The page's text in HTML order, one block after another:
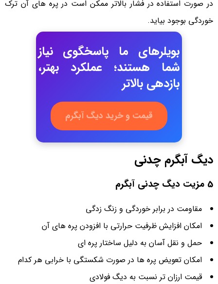
در صورت استفاده در فشار بالاتر ممکن است در پره های آن ترک
خوردگی بوجود بیاید.
بویلرهای ما پاسخگوی نیاز
شما هستند؛ عملکرد بهتر،
بازدهی بالاتر
قیمت و خرید دیگ آبگرم
دیگ آبگرم چدنی
5 مزیت دیگ‌ چدنی آبگرم
مقاومت در برابر خوردگی و زنگ زدگی
امکان افزایش ظرفیت حرارتی با افزودن پره های آن
حمل و نقل آسان به دلیل ساختار پره ای
امکان تعویض پره ها در صورت شکستگی با خرابی هر کدام
قیمت ارزان تر نسبت به دیگ فولادی